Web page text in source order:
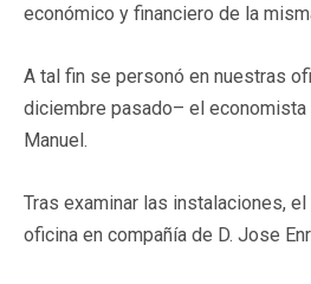
económico y financiero de la
A tal fin se personó en nuestras
diciembre pasado– el economista
Manuel.
Tras examinar las instalaciones,
oficina en compañía de D. Jose